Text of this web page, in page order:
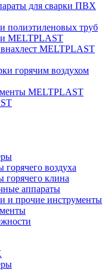
для сварки ПВХ
полиэтиленовых труб
MELTPLAST
MELTPLAST
горячим воздухом
MELTPLAST
воздуха
горячего клина
аппараты
и прочие инструменты